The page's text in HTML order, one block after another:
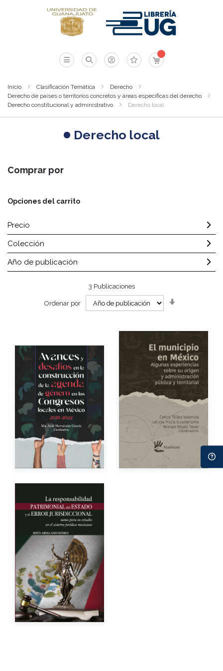
Mi carrito
Inicio Clasificación Temática
Derecho
Derecho de países o territorios concretos y áreas específicas del derecho
Derecho constitucional y administrativo
Derecho local
Derecho local
Comprar por
Opciones del carrito
Precio
Colección
Año de publicación
3 Publicaciones
Ordenar por
Autor
Año de edición
Impreso $1,500.00
Autores
Año de edición
Autor
Año de edición
Impreso $500.00